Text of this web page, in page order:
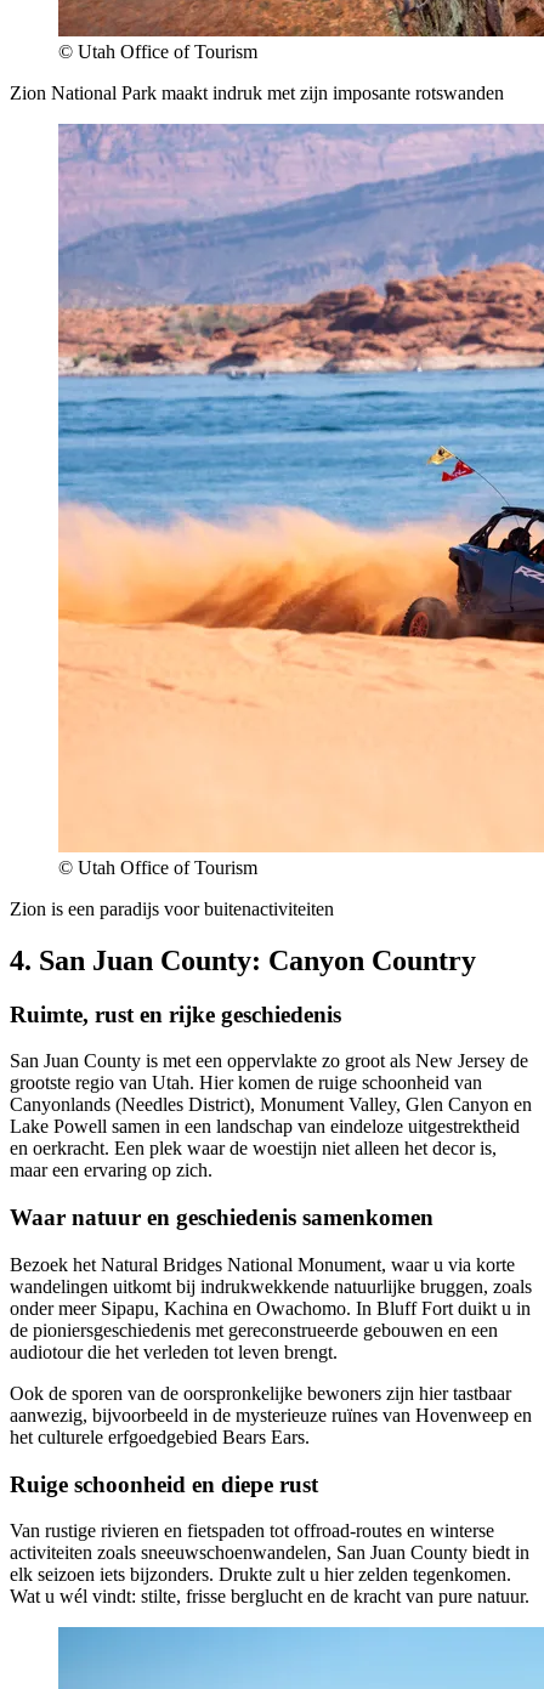
© Utah Office of Tourism
Zion National Park maakt indruk met zijn imposante rotswanden
© Utah Office of Tourism
Zion is een paradijs voor buitenactiviteiten
4. San Juan County: Canyon Country
Ruimte, rust en rijke geschiedenis
San Juan County is met een oppervlakte zo groot als New Jersey de
grootste regio van Utah. Hier komen de ruige schoonheid van
Canyonlands (Needles District), Monument Valley, Glen Canyon en
Lake Powell samen in een landschap van eindeloze uitgestrektheid
en oerkracht. Een plek waar de woestijn niet alleen het decor is,
maar een ervaring op zich.
Waar natuur en geschiedenis samenkomen
Bezoek het Natural Bridges National Monument, waar u via korte
wandelingen uitkomt bij indrukwekkende natuurlijke bruggen, zoals
onder meer Sipapu, Kachina en Owachomo. In Bluff Fort duikt u in
de pioniersgeschiedenis met gereconstrueerde gebouwen en een
audiotour die het verleden tot leven brengt.
Ook de sporen van de oorspronkelijke bewoners zijn hier tastbaar
aanwezig, bijvoorbeeld in de mysterieuze ruïnes van Hovenweep en
het culturele erfgoedgebied Bears Ears.
Ruige schoonheid en diepe rust
Van rustige rivieren en fietspaden tot offroad-routes en winterse
activiteiten zoals sneeuwschoenwandelen, San Juan County biedt in
elk seizoen iets bijzonders. Drukte zult u hier zelden tegenkomen.
Wat u wél vindt: stilte, frisse berglucht en de kracht van pure natuur.